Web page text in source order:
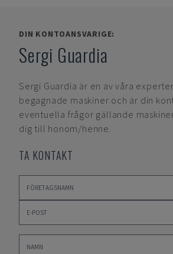
DIN KONTOANSVARIGE:
Sergi Guardia
Sergi Guardia är en av våra
begagnade maskiner och är din
eventuella frågor gällande
dig till honom/henne.
TA KONTAKT